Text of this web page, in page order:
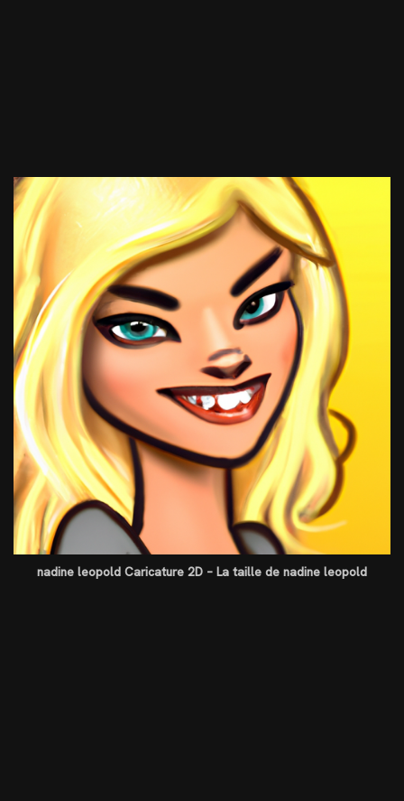
nadine leopold Caricature 2D – La taille de nadine leopold